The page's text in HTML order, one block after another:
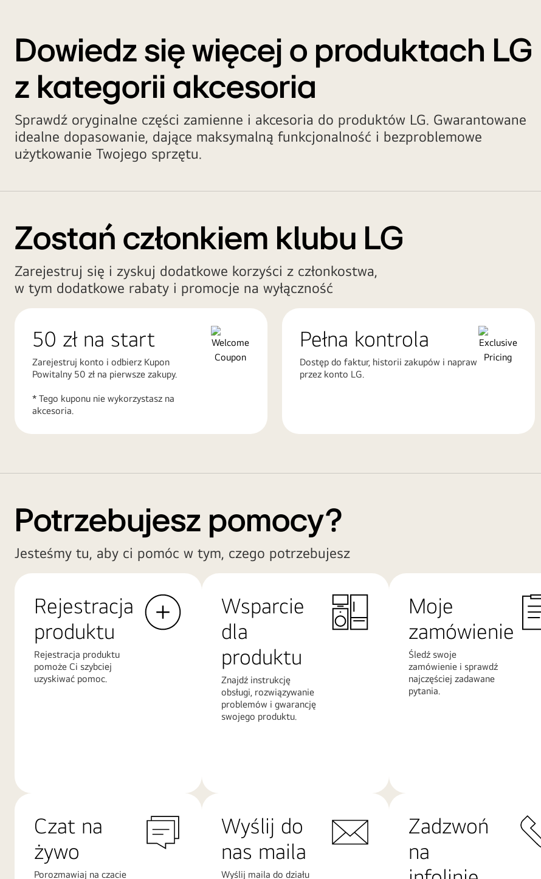
Dowiedz się więcej o produktach LG
z kategorii akcesoria
Sprawdź oryginalne części zamienne i akcesoria do produktów LG. Gwarantowane
idealne dopasowanie, dające maksymalną funkcjonalność i bezproblemowe
użytkowanie Twojego sprzętu.
Zostań członkiem klubu LG
Zarejestruj się i zyskuj dodatkowe korzyści z członkostwa,
w tym dodatkowe rabaty i promocje na wyłączność
50 zł na start
Zarejestruj konto i odbierz Kupon
Powitalny 50 zł na pierwsze zakupy.
* Tego kuponu nie wykorzystasz na
akcesoria.
Pełna kontrola
Dostęp do faktur, historii zakupów i napraw
przez konto LG.
Potrzebujesz pomocy?
Jesteśmy tu, aby ci pomóc w tym, czego potrzebujesz
Rejestracja
produktu
Rejestracja produktu
pomoże Ci szybciej
uzyskiwać pomoc.
Wsparcie
dla
produktu
Znajdź instrukcję
obsługi, rozwiązywanie
problemów i gwarancję
swojego produktu.
Moje
zamówienie
Śledź swoje
zamówienie i sprawdź
najczęściej zadawane
pytania.
Czat na
żywo
Porozmawiaj na czacie
Wyślij do
nas maila
Wyślij maila do działu
Zadzwoń
na